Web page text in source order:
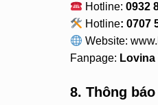
Hotline:0932
Hotline: 0707
Website:
Fanpage: Lovina
8. Thông